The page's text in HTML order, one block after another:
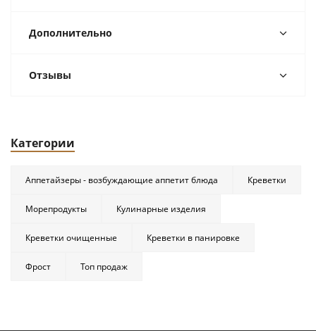
Дополнительно
Отзывы
Категории
Аппетайзеры - возбуждающие аппетит блюда Креветки
Морепродукты Кулинарные изделия
Креветки очищенные Креветки в панировке
Фрост Топ продаж